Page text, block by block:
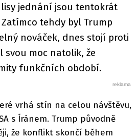
jednání jsou tentokrát
tehdy byl Trump
nováček, dnes stojí proti
moc natolik, že
funkčních období.
vrhá stín na celou návštěvu,
s Íránem. Trump původně
že konflikt skončí během